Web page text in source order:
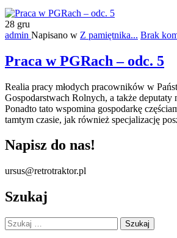
28 gru
admin Napisano w Z pamiętnika... Brak
Praca w PGRach – odc. 5
Realia pracy młodych pracowników w
Gospodarstwach Rolnych, a także deputaty
Ponadto tato wspomina gospodarkę
tamtym czasie, jak również specjalizację
Napisz do nas!
ursus@retrotraktor.pl
Szukaj
Szukaj: